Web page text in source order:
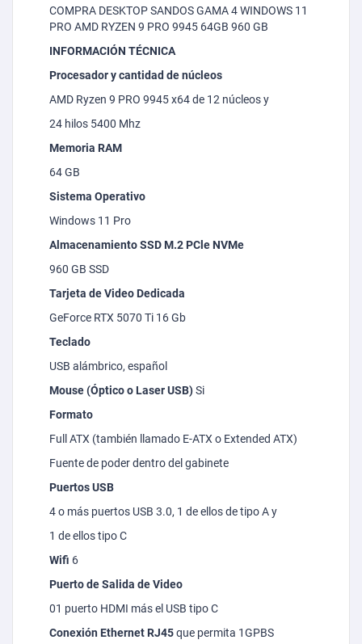
COMPRA DESKTOP SANDOS GAMA 4 WINDOWS 11
PRO AMD RYZEN 9 PRO 9945 64GB 960 GB
INFORMACIÓN TÉCNICA
Procesador y cantidad de núcleos
AMD Ryzen 9 PRO 9945 x64 de 12 núcleos y
24 hilos 5400 Mhz
Memoria RAM
64 GB
Sistema Operativo
Windows 11 Pro
Almacenamiento SSD M.2 PCle NVMe
960 GB SSD
Tarjeta de Video Dedicada
GeForce RTX 5070 Ti 16 Gb
Teclado
USB alámbrico, español
Mouse (Óptico o Laser USB)Si
Formato
Full ATX (también llamado E-ATX o Extended ATX)
Fuente de poder dentro del gabinete
Puertos USB
4 o más puertos USB 3.0, 1 de ellos de tipo A y
1 de ellos tipo C
Wifi 6
Puerto de Salida de Video
01 puerto HDMI más el USB tipo C
Conexión Ethernet RJ45que permita 1GPBS